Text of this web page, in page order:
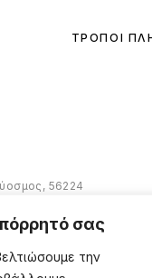
σας
την
ΤΡΌΠΟΙ
56224
10:00 – 15:00